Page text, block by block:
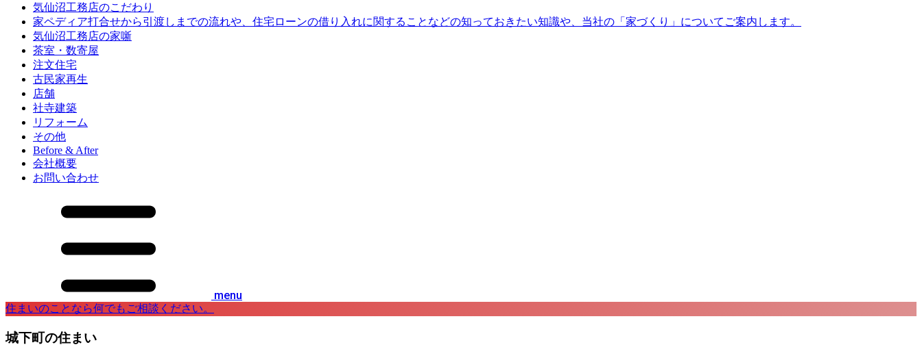
気仙沼工務店のこだわり
家ペディア打合せから引渡しまでの流れや、住宅ローンの借り入れに関することなどの知っておきたい知識や、当社の「家づくり」についてご案内します。
気仙沼工務店の家噺
茶室・数寄屋
注文住宅
古民家再生
店舗
社寺建築
リフォーム
その他
Before & After
会社概要
お問い合わせ
menu
住まいのことなら何でもご相談ください。
城下町の住まい